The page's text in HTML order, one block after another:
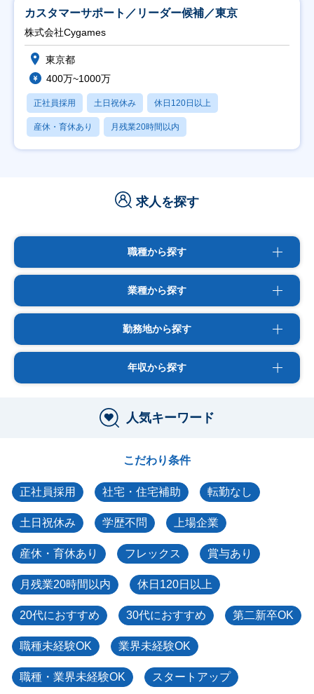
カスタマーサポート／リーダー候補／東京
株式会社Cygames
東京都
400万~1000万
正社員採用 土日祝休み 休日120日以上
産休・育休あり 月残業20時間以内
求人を探す
職種から探す
業種から探す
勤務地から探す
年収から探す
人気キーワード
こだわり条件
正社員採用 社宅・住宅補助 転勤なし
土日祝休み 学歴不問 上場企業
産休・育休あり フレックス 賞与あり
月残業20時間以内 休日120日以上
20代におすすめ 30代におすすめ 第二新卒OK
職種未経験OK 業界未経験OK
職種・業界未経験OK スタートアップ